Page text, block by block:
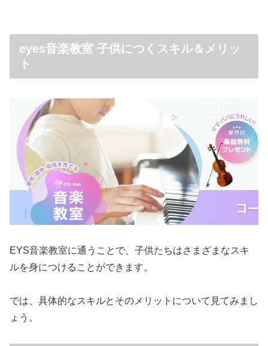
eyes音楽教室 子供につくスキル＆メリッ
ト
EYS音楽教室に通うことで、子供たちはさまざまなスキ
ルを身につけることができます。
では、具体的なスキルとそのメリットについて見てみまし
ょう。